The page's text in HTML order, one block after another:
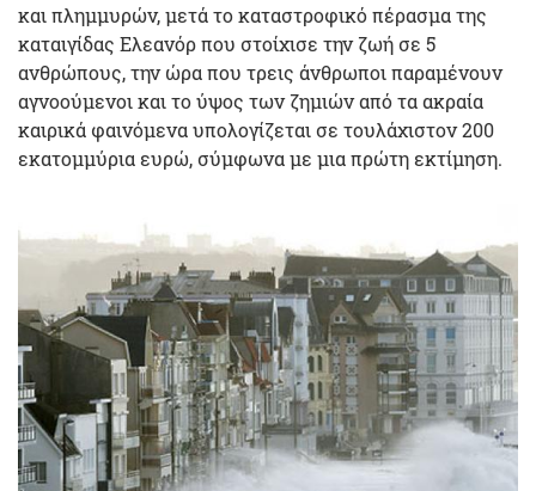
και πλημμυρών, μετά το καταστροφικό πέρασμα της
καταιγίδας Ελεανόρ που στοίχισε την ζωή σε 5
ανθρώπους, την ώρα που τρεις άνθρωποι παραμένουν
αγνοούμενοι και το ύψος των ζημιών από τα ακραία
καιρικά φαινόμενα υπολογίζεται σε τουλάχιστον 200
εκατομμύρια ευρώ, σύμφωνα με μια πρώτη εκτίμηση.